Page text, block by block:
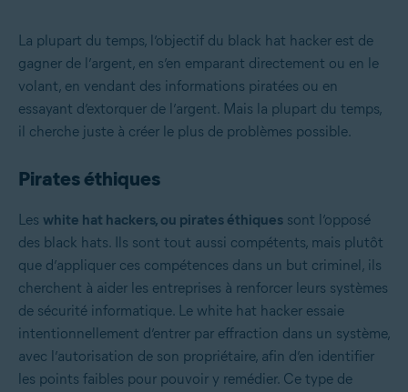
La plupart du temps, l’objectif du black hat hacker est de
gagner de l’argent, en s’en emparant directement ou en le
volant, en vendant des informations piratées ou en
essayant d’extorquer de l’argent. Mais la plupart du temps,
il cherche juste à créer le plus de problèmes possible.
Pirates éthiques
Les white hat hackers, ou pirates éthiques sont l’opposé
des black hats. Ils sont tout aussi compétents, mais plutôt
que d’appliquer ces compétences dans un but criminel, ils
cherchent à aider les entreprises à renforcer leurs systèmes
de sécurité informatique. Le white hat hacker essaie
intentionnellement d’entrer par effraction dans un système,
avec l’autorisation de son propriétaire, afin d’en identifier
les points faibles pour pouvoir y remédier. Ce type de